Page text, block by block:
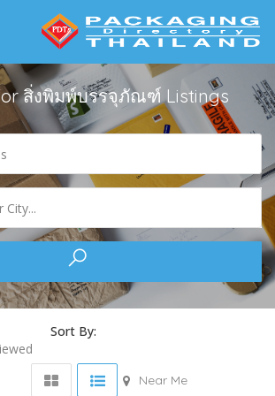
สิ่งพิมพ์บรรจุภัณฑ์Listings
City...
Sort By:
Near Me